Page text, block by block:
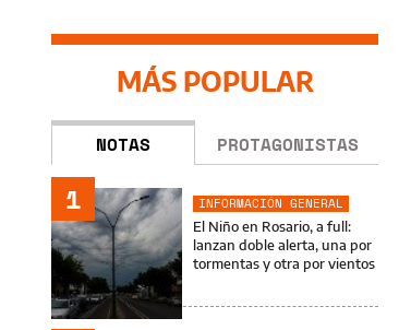
MÁS POPULAR
NOTAS PROTAGONISTAS
1
INFORMACIÓN GENERAL
El Niño en Rosario, a full:
lanzan doble alerta, una por
tormentas y otra por vientos